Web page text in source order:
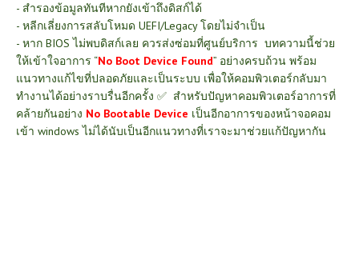
- สำรองข้อมูลทันทีหากยังเข้าถึงดิสก์ได้
- หลีกเลี่ยงการสลับโหมด UEFI/Legacy โดยไม่จำเป็น
- หาก BIOS ไม่พบดิสก์เลย ควรส่งซ่อมที่ศูนย์บริการ บทความนี้ช่วย
ให้เข้าใจอาการ “No Boot Device Found” อย่างครบถ้วน พร้อม
แนวทางแก้ไขที่ปลอดภัยและเป็นระบบ เพื่อให้คอมพิวเตอร์กลับมา
ทำงานได้อย่างราบรื่นอีกครั้ง ✅ สำหรับปัญหาคอมพิวเตอร์อาการที่
คล้ายกันอย่าง No Bootable Device เป็นอีกอาการของหน้าจอคอม
เข้า windows ไม่ได้นับเป็นอีกแนวทางที่เราจะมาช่วยแก้ปัญหากัน